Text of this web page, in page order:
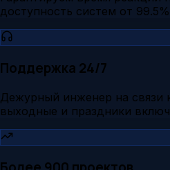
доступность систем от 99.5%
Поддержка 24/7
Дежурный инженер на связи
выходные и праздники